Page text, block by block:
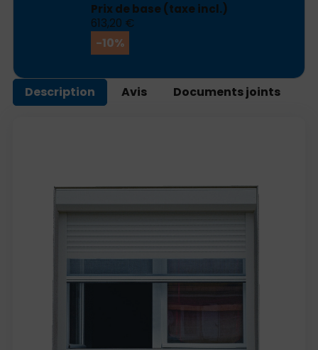
Prix ​​de base (taxe incl.)
613,20 €
-10%
Description Avis Documents joints